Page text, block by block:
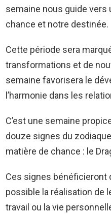
semaine nous guide
chance et notre destinée.
Cette période sera
transformations et de
semaine favorisera le
l’harmonie dans les
C’est une semaine
douze signes du
matière de chance : le
Ces signes bénéficieront
possible la réalisation de
travail ou la vie